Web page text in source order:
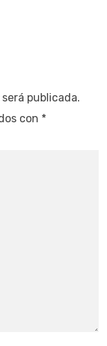
publicada.
con *